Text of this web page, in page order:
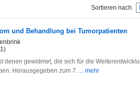
Sortieren nach
und Behandlung bei Tumorpatienten
denen gewidmet, die sich für die
Herausgegeben zum 7. ... mehr